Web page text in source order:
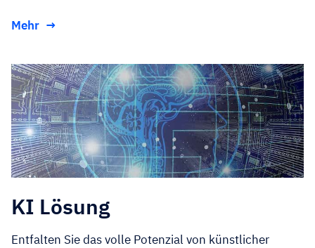
Mehr
KI Lösung
Entfalten Sie das volle Potenzial von künstlicher